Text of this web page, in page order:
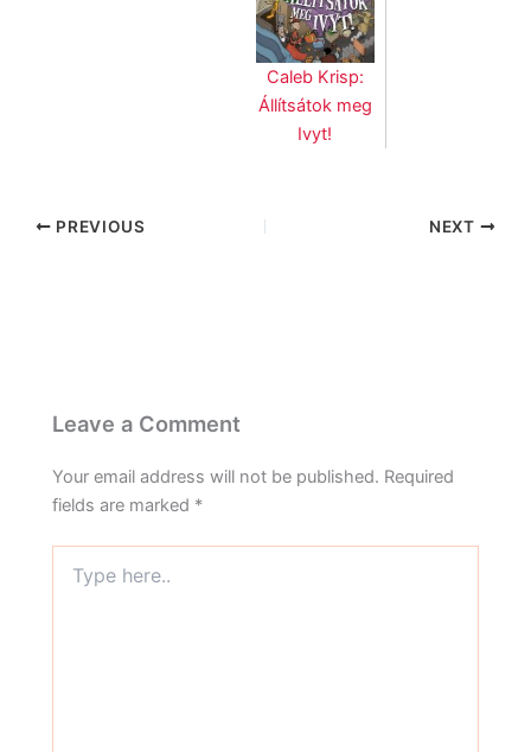
Caleb Krisp:
Állítsátok meg
Ivyt!
PREVIOUS NEXT
Leave a Comment
Your email address will not be published. Required
fields are marked *
here..